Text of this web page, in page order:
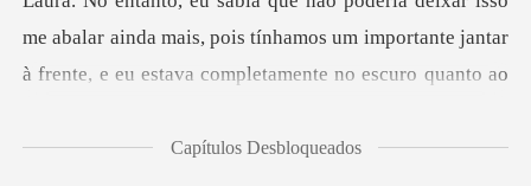
Sair
me abalar ai
Capítulos Desbloqueados